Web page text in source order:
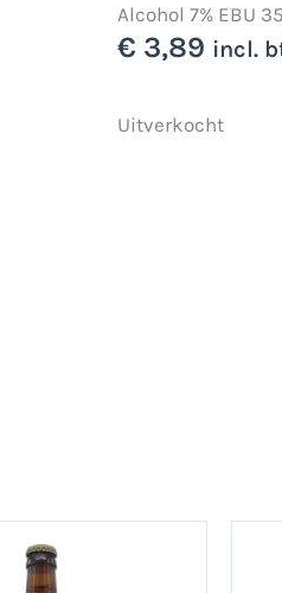
Alcohol 7% EBU
€ 3,89 incl.
Uitverkocht